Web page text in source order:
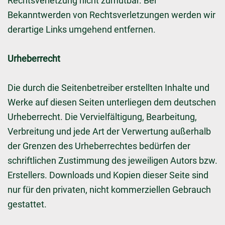
Bekanntwerden von Rechtsverletzungen werden wir
derartige Links umgehend entfernen.
Urheberrecht
Die durch die Seitenbetreiber erstellten Inhalte und
Werke auf diesen Seiten unterliegen dem deutschen
Urheberrecht. Die Vervielfältigung, Bearbeitung,
Verbreitung und jede Art der Verwertung außerhalb
der Grenzen des Urheberrechtes bedürfen der
schriftlichen Zustimmung des jeweiligen Autors bzw.
Erstellers. Downloads und Kopien dieser Seite sind
nur für den privaten, nicht kommerziellen Gebrauch
gestattet.